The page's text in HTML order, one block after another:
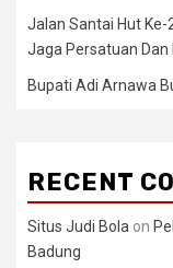
Jalan Santai Hut
Jaga Persatuan Dan
Bupati Adi Arnawa
RECENT
Situs Judi Bola on
Badung